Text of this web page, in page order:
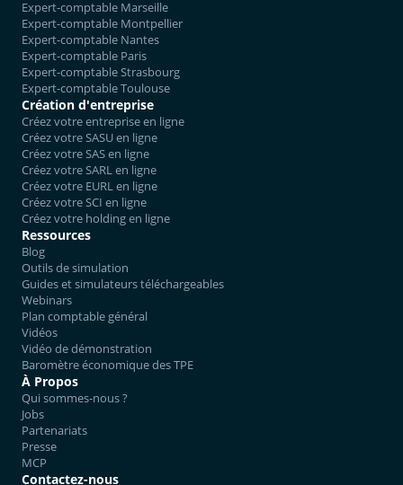
Expert-comptable Marseille
Expert-comptable Montpellier
Expert-comptable Nantes
Expert-comptable Paris
Expert-comptable Strasbourg
Expert-comptable Toulouse
Création d'entreprise
Créez votre entreprise en ligne
Créez votre SASU en ligne
Créez votre SAS en ligne
Créez votre SARL en ligne
Créez votre EURL en ligne
Créez votre SCI en ligne
Créez votre holding en ligne
Ressources
Blog
Outils de simulation
Guides et simulateurs téléchargeables
Webinars
Plan comptable général
Vidéos
Vidéo de démonstration
Baromètre économique des TPE
À Propos
Qui sommes-nous ?
Jobs
Partenariats
Presse
MCP
Contactez-nous